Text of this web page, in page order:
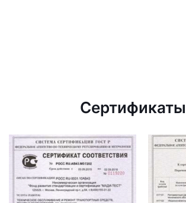
Сертификаты